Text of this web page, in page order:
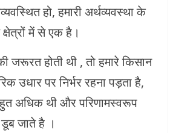
हो, हमारी अर्थव्यवस्था के
में से एक है।
होती थी , तो हमारे किसान
उधार पर निर्भर रहना पड़ता है,
अधिक थी और परिणामस्वरूप
जाते है ।